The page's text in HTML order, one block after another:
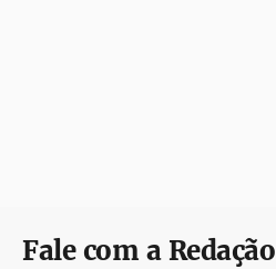
Fale com a Redação